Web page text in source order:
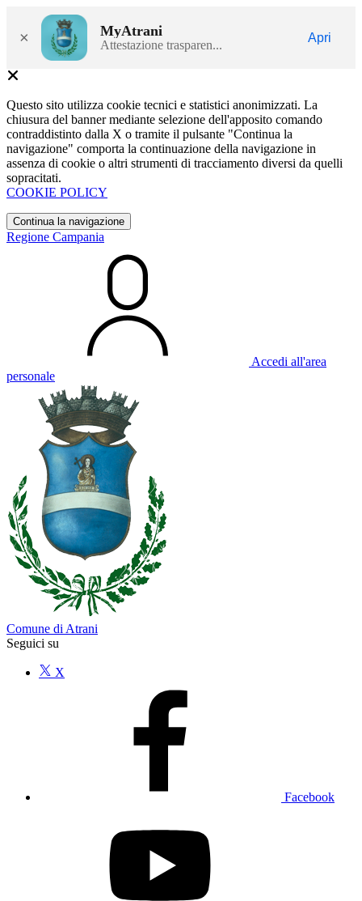
× MyAtrani
Attestazione trasparen...
Apri
Questo sito utilizza cookie tecnici e statistici anonimizzati. La
chiusura del banner mediante selezione dell'apposito comando
contraddistinto dalla X o tramite il pulsante "Continua la
navigazione" comporta la continuazione della navigazione in
assenza di cookie o altri strumenti di tracciamento diversi da quelli
sopracitati.
COOKIE POLICY
Continua la navigazione
Regione Campania
Accedi all'area
personale
Comune di Atrani
Seguici su
X
Facebook